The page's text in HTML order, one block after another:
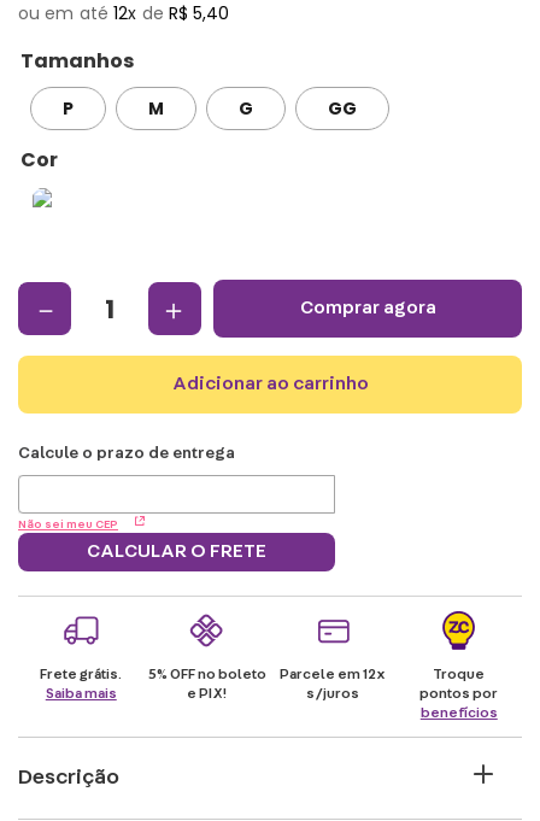
12 R$ 5,40
Tamanhos
P M G GG
Cor
＋
－ comprar agora
adicionar ao carrinho
Não sei meu CEP
CALCULAR O FRETE
Frete grátis.
Saiba mais
5% OFF no boleto
e PIX!
Parcele em 12x
s/juros
Troque
pontos por
benefícios
Descrição